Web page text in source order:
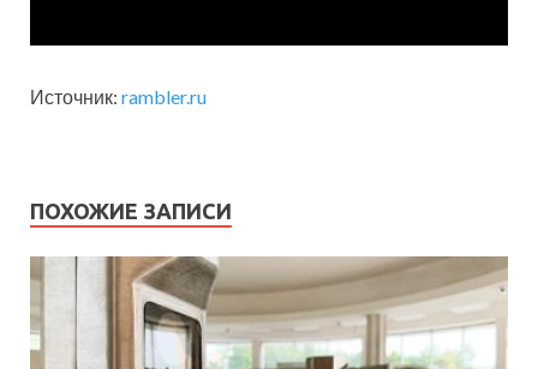
Источник: rambler.ru
ПОХОЖИЕ ЗАПИСИ